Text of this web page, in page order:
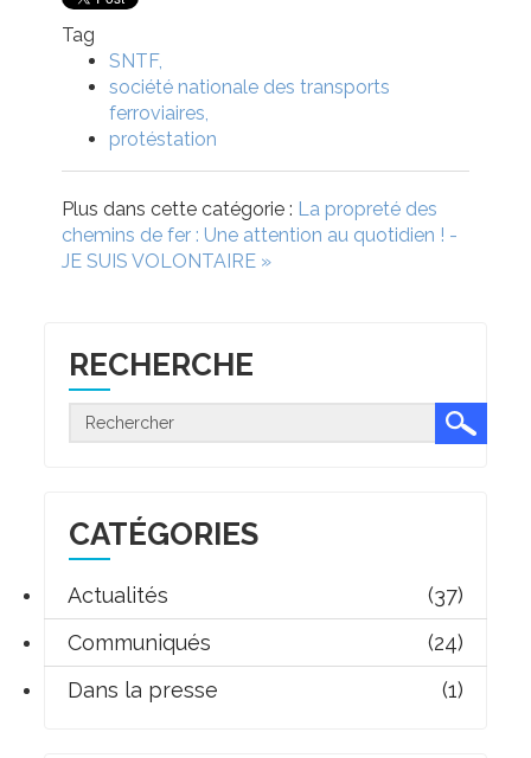
Tag
SNTF
société nationale des transports
ferroviaires
protéstation
Plus dans cette catégorie : La propreté des
chemins de fer : Une attention au quotidien ! -
JE SUIS VOLONTAIRE »
RECHERCHE
CATÉGORIES
Actualités
(37)
Communiqués
(24)
Dans la presse
(1)